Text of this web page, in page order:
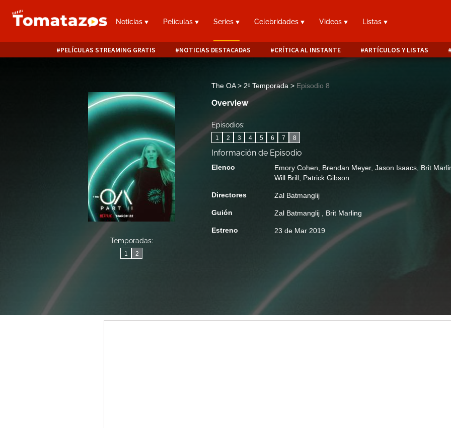
Noticias Películas Series Celebridades Videos Listas
PELÍCULAS STREAMING GRATIS NOTICIAS DESTACADAS CRÍTICA AL INSTANTE ARTÍCULOS Y LISTAS
Temporadas:
1 2
The OA > 2ᵒ Temporada > Episodio 8
Overview
Episodios:
1 2 3 4 5 6 7 8
Información de Episodio
Elenco Emory Cohen Brendan Meyer, Jason Isaacs Brit
Will Brill Patrick Gibson
Directores Zal Batmanglij
Guión Zal Batmanglij Brit Marling
Estreno 23 de Mar 2019